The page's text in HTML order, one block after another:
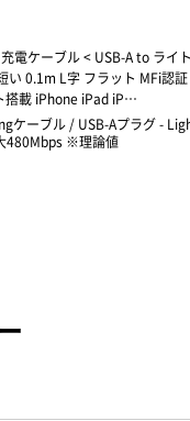
電ケーブル < USB-A to ライ
い 0.1m L字 フラット MFi認
搭載 iPhone iPad iP…
ケーブル / USB-Aプラグ -
480Mbps ※理論値